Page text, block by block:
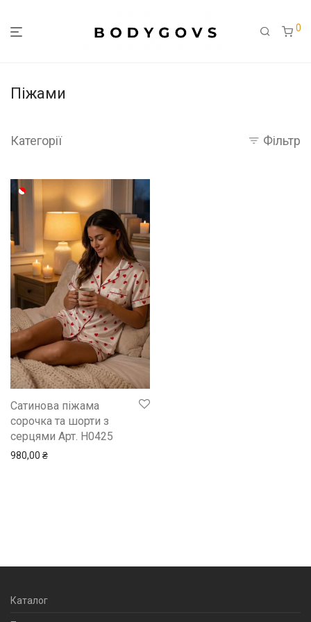
0
Піжами
Категорії Фільтр
Сатинова піжама
сорочка та шорти з
серцями Арт. H0425
980,00 ₴
Каталог